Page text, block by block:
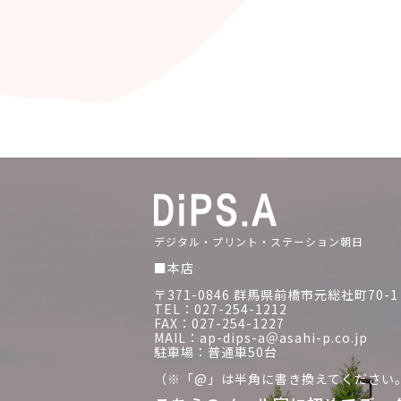
デジタル・プリント・ステーション朝日
■本店
〒371-0846 群馬県前橋市元総社町70-1
TEL：027-254-1212
FAX：027-254-1227
MAIL：ap-dips-a＠asahi-p.co.jp
駐車場：普通車50台
（※「@」は半角に書き換えてください